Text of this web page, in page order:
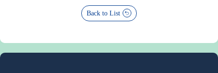
Back to List